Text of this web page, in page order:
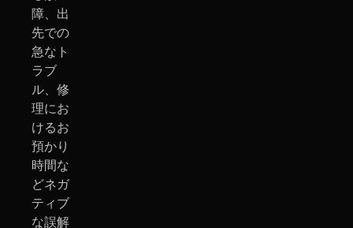
障、出
先での
急なト
ラブ
ル、修
理にお
けるお
預かり
時間な
どネガ
ティブ
な誤解